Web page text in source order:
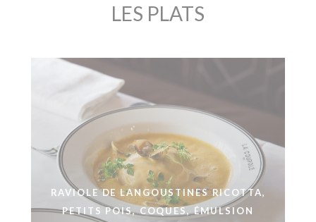
LES PLATS
RAVIOLE DE LANGOUSTINES RICOTTA,
PETITS POIS, COQUES, ÉMULSION